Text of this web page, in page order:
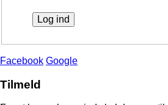
Facebook Google
Tilmeld